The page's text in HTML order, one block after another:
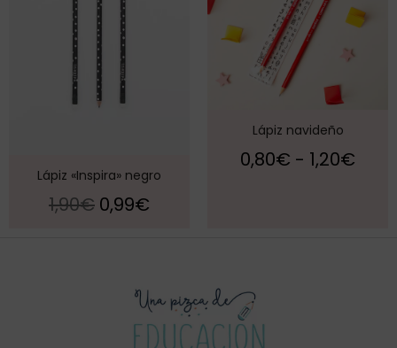
Lápiz «Inspira» negro
1,90€ 0,99€
Lápiz navideño
0,80€ - 1,20€